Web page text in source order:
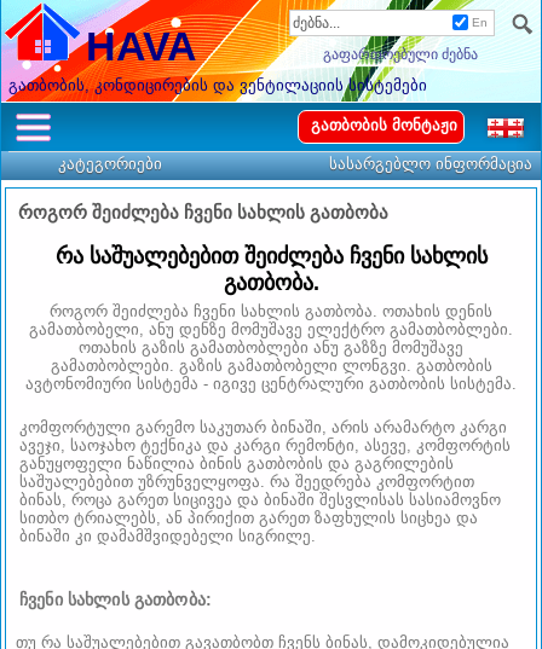
En
გაფართოებული ძებნა
HAVA
გათბობის, კონდიცირების და ვენტილაციის სისტემები
როგორ შეიძლება ჩვენი სახლის გათბობა
რა საშუალებებით შეიძლება ჩვენი სახლის
გათბობა.
როგორ შეიძლება ჩვენი სახლის გათბობა. ოთახის დენის
გამათბობელი, ანუ დენზე მომუშავე ელექტრო გამათბობლები.
ოთახის გაზის გამათბობლები ანუ გაზზე მომუშავე
გამათბობლები. გაზის გამათბობელი ლონგვი. გათბობის
ავტონომიური სისტემა - იგივე ცენტრალური გათბობის სისტემა.
კომფორტული გარემო საკუთარ ბინაში, არის არამარტო კარგი
ავეჯი, საოჯახო ტექნიკა და კარგი რემონტი, ასევე, კომფორტის
განუყოფელი ნაწილია ბინის გათბობის და გაგრილების
საშუალებებით უზრუნველყოფა. რა შეედრება კომფორტით
ბინას, როცა გარეთ სიცივეა და ბინაში შესვლისას სასიამოვნო
სითბო ტრიალებს, ან პირიქით გარეთ ზაფხულის სიცხეა და
ბინაში კი დამამშვიდებელი სიგრილე.
ჩვენი სახლის გათბობა:
თუ რა საშუალებებით გავათბობთ ჩვენს ბინას, დამოკიდებულია
სასარგებლო ინფორმაცია
კატეგორიები
გათბობის მონტაჟი